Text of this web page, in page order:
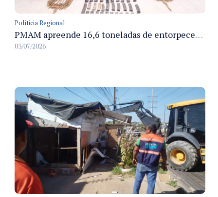
Políticia Regional
PMAM apreende 16,6 toneladas de entorpecentes e registra aumento nas prisões em flagrante e nas capturas de foragidos no primeiro semestre de 2026
03/07/2026